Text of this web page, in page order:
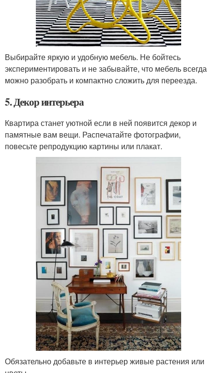
Выбирайте яркую и удобную мебель. Не бойтесь
экспериментировать и не забывайте, что мебель всегда
можно разобрать и компактно сложить для переезда.
5. Декор интерьера
Квартира станет уютной если в ней появится декор и
памятные вам вещи. Распечатайте фотографии,
повесьте репродукцию картины или плакат.
Обязательно добавьте в интерьер живые растения или